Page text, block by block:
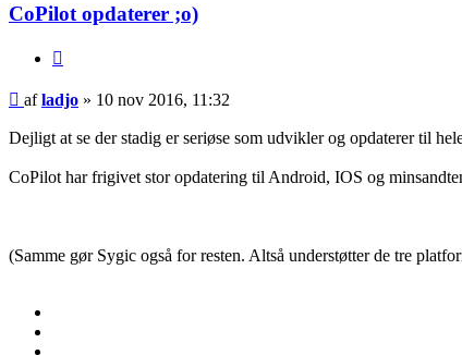
CoPilot opdaterer ;o)
Indlæg
afladjo » 10 nov 2016, 11:32
Dejligt at se der stadig er seriøse som udvikler og opdaterer til
CoPilot har frigivet stor opdatering til Android, IOS og
(Samme gør Sygic også for resten. Altså understøtter de tre